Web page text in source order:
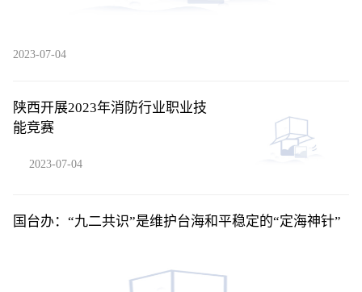
2023-07-04
陕西开展2023年消防行业职业技
能竞赛
2023-07-04
国台办：“九二共识”是维护台海和平稳定的“定海神针”